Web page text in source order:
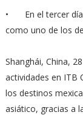
•
En el tercer
como uno de los
Shanghái, China,
actividades en ITB
los destinos
asiático, gracias a